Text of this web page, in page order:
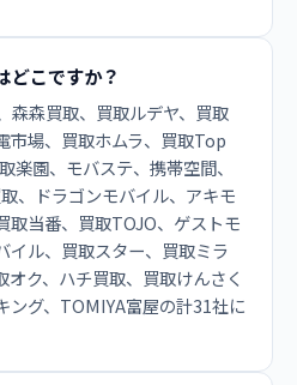
どこですか？
森森買取、買取ルデヤ、買取
場、買取ホムラ、買取Top
楽園、モバステ、携帯空間、
、ドラゴンモバイル、アキモ
取当番、買取TOJO、ゲストモ
イル、買取スター、買取ミラ
ク、ハチ買取、買取けんさく
ング、TOMIYA富屋の計31社に